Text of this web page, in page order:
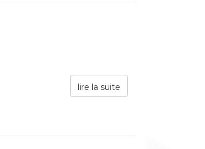
lire la suite